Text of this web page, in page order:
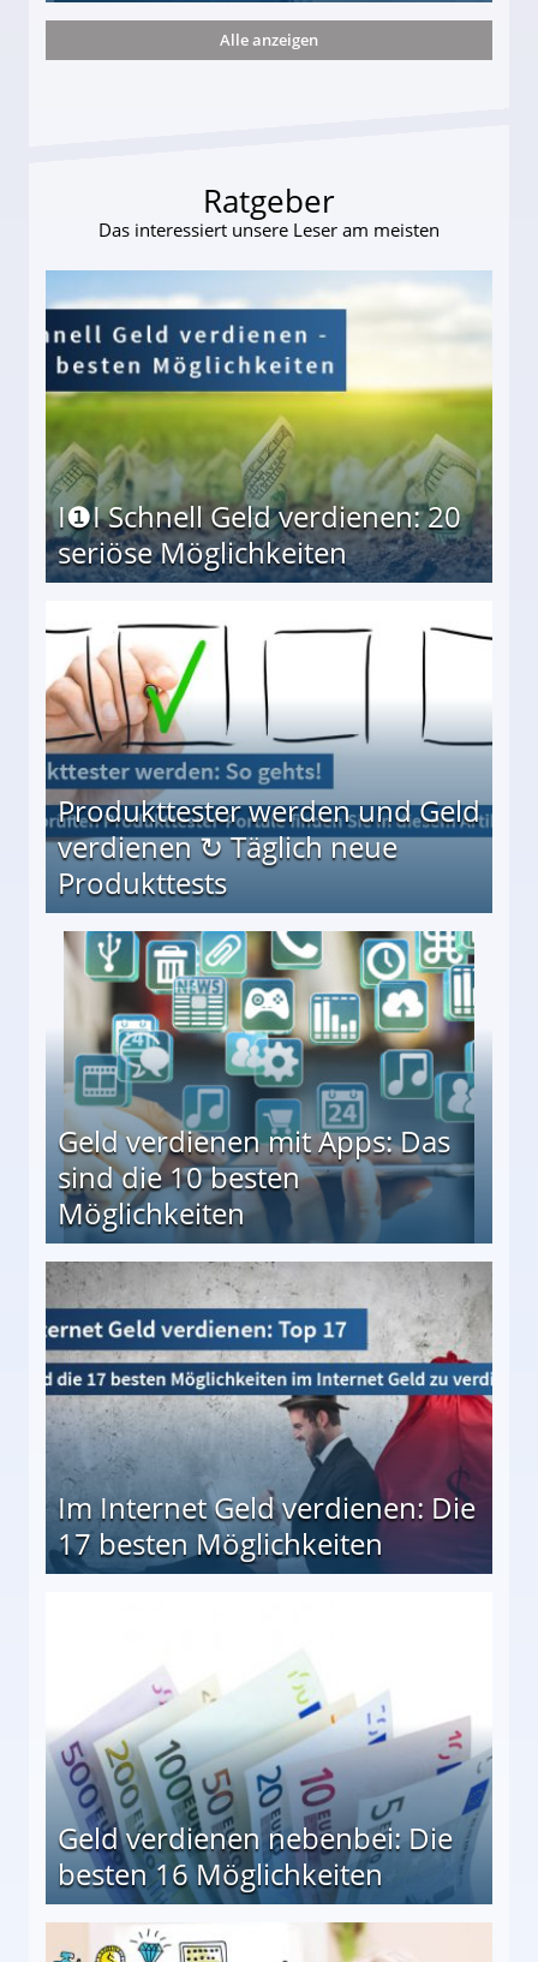
(34) in den finanziellen Ruin!
Alle anzeigen
Ratgeber
Das interessiert unsere Leser am meisten
I❶I Schnell Geld verdienen: 20
seriöse Möglichkeiten
Produkttester werden und Geld
verdienen ↻ Täglich neue
Produkttests
↻ Täglich neue Produkttests
Geld verdienen mit Apps: Das
sind die 10 besten
Möglichkeiten
besten Möglichkeiten
Im Internet Geld verdienen: Die
17 besten Möglichkeiten
Geld verdienen nebenbei: Die
besten 16 Möglichkeiten